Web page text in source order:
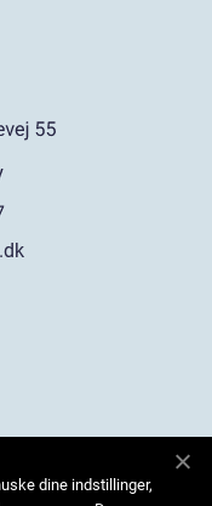
dine indstillinger,